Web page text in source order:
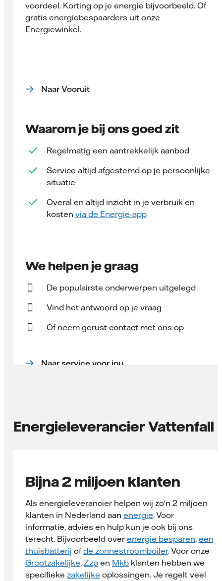
voordeel. Korting op je energie bijvoorbeeld. Of
gratis energiebespaarders uit onze
Energiewinkel.
Naar Vooruit
Waarom je bij ons goed zit
Regelmatig een aantrekkelijk aanbod
Service altijd afgestemd op je persoonlijke
situatie
Overal en altijd inzicht in je verbruik en
kosten via de Energie-app
We helpen je graag
De populairste onderwerpen uitgelegd
Vind het antwoord op je vraag
Of neem gerust contact met ons op
Naar service voor jou
Energieleverancier Vattenfall
Bijna 2 miljoen klanten
Als energieleverancier helpen wij zo'n 2 miljoen
klanten in Nederland aan energie. Voor
informatie, advies en hulp kun je ook bij ons
terecht. Bijvoorbeeld over energie besparen, een
thuisbatterij of de zonnestroomboiler. Voor onze
Grootzakelijke, Zzpen Mkbklanten hebben we
specifieke zakelijke oplossingen. Je regelt veel